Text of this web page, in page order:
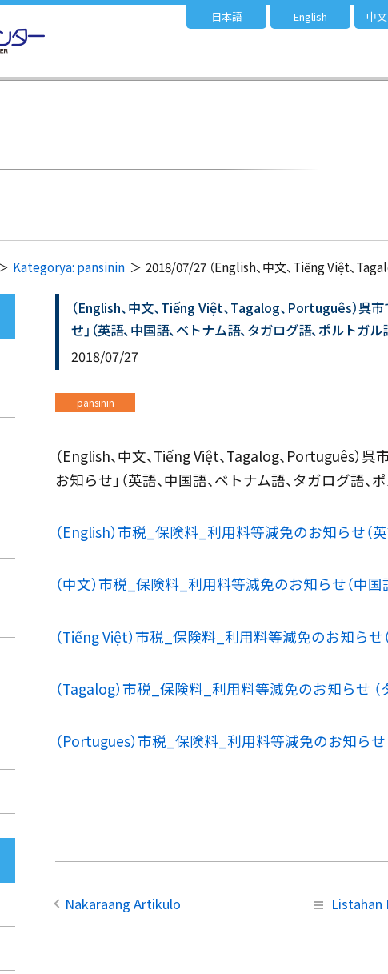
日本語 English 中文
Kategorya: pansinin 2018/07/27 （English、中文、Tiếng Việt、
（English、中文、Tiếng Việt、Tagalog、Português）呉
せ」（英語、中国語、ベトナム語、タガログ語、ポルトガ
2018/07/27
pansinin
（English、中文、Tiếng Việt、Tagalog、Português）
お知らせ」（英語、中国語、ベトナム語、タガログ語
（English）市税_保険料_利用料等減免のお知らせ（英
（中文）市税_保険料_利用料等減免のお知らせ（中国
（Tiếng Việt）市税_保険料_利用料等減免のお知らせ
（Tagalog）市税_保険料_利用料等減免のお知らせ （
（Portugues）市税_保険料_利用料等減免のお知らせ
Nakaraang Artikulo Listahan